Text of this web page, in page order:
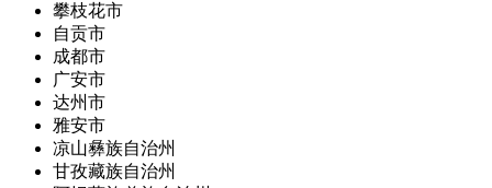
攀枝花市
自贡市
成都市
广安市
达州市
雅安市
凉山彝族自治州
甘孜藏族自治州